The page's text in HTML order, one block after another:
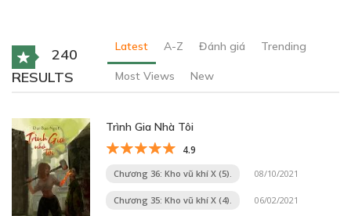
240
RESULTS
Latest A-Z Đánh giá Trending
Most Views New
Trình Gia Nhà Tôi
4.9
Chương 36: Kho vũ khí X (5). 08/10/2021
Chương 35: Kho vũ khí X (4). 06/02/2021